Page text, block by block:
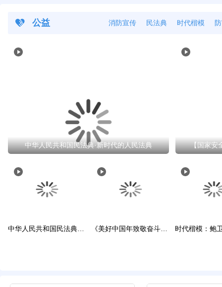
公益 消防宣传 民法典 时代楷模
中华人民共和国民法典·新时代的人民法典 【国家安
中华人民共和国民法典·新时代的人民法典 《美好中国年致敬奋斗者》 时代楷模：鲍